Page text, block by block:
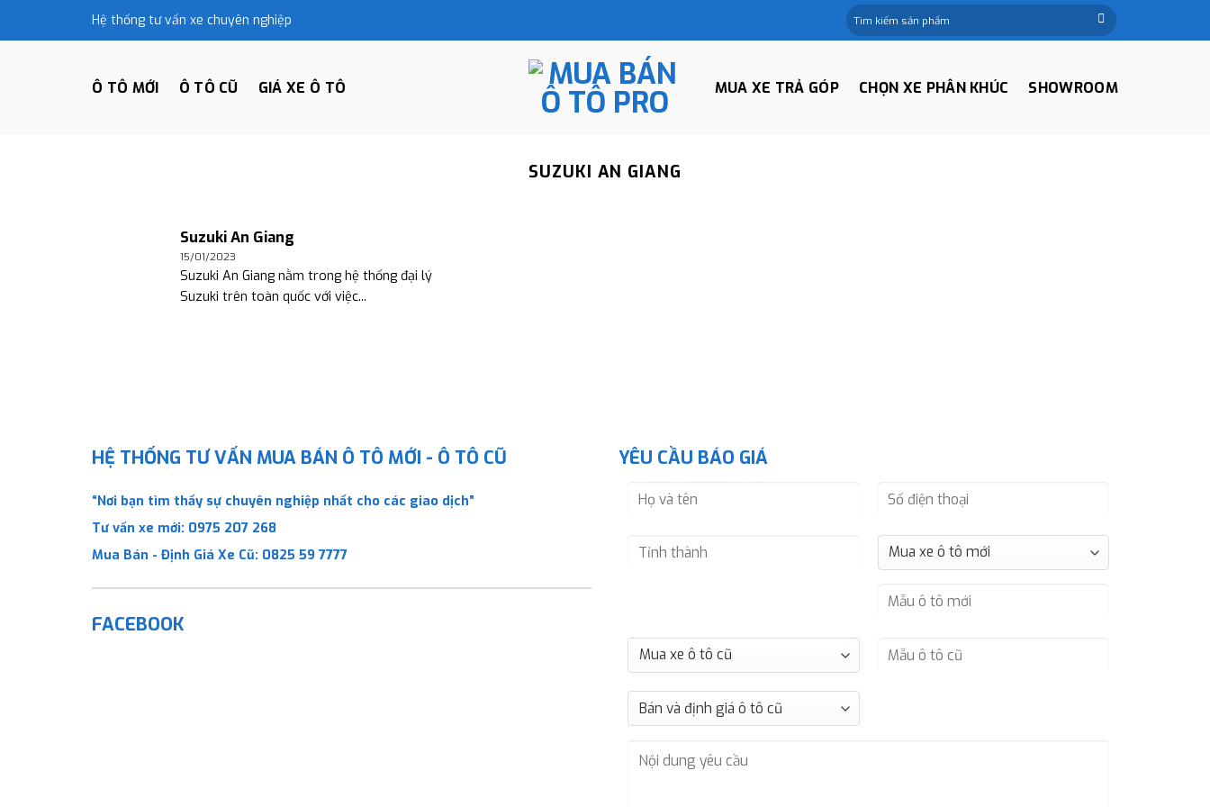
Hệ thống tư vấn xe chuyên nghiệp
Tìm
kiếm:
Ô TÔ MỚI Ô TÔ CŨ GIÁ XE Ô TÔ MUA XE TRẢ GÓP CHỌN XE PHÂN KHÚC SHOWROOM
SUZUKI AN GIANG
Suzuki An Giang
15/01/2023
Suzuki An Giang nằm trong hệ thống đại lý
Suzuki trên toàn quốc với việc...
HỆ THỐNG TƯ VẤN MUA BÁN Ô TÔ MỚI - Ô TÔ CŨ
“Nơi bạn tìm thấy sự chuyên nghiệp nhất cho các giao dịch”
Tư vấn xe mới: 0975 207 268
Mua Bán - Định Giá Xe Cũ: 0825 59 7777
FACEBOOK
YÊU CẦU BÁO GIÁ